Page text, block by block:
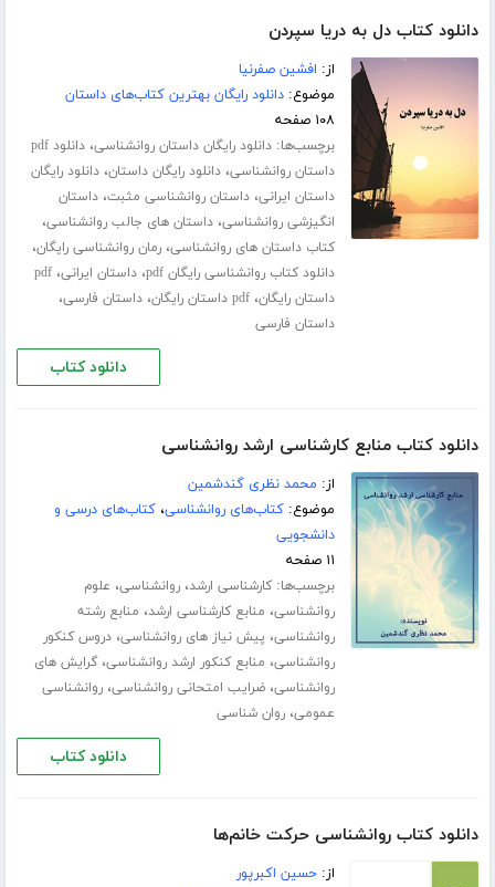
دانلود کتاب دل به دریا سپردن
از: افشین صفرنیا
موضوع:دانلود رایگان بهترین کتاب‌های داستان
۱۰۸ صفحه
برچسب‌ها:دانلود رایگان داستان روانشناسی،
دانلود pdf
داستان روانشناسی،دانلود رایگان داستان،دانلود رایگان
داستان ایرانی،داستان روانشناسی مثبت،داستان
انگیزشی روانشناسی،داستان های جالب روانشناسی،
کتاب داستان های روانشناسی،رمان روانشناسی رایگان،
دانلود کتاب روانشناسی رایگان pdf ،داستان ایرانی،pdf
داستان رایگان،pdf داستان رایگان ،داستان فارسی،
داستان فارسی
دانلود کتاب
دانلود کتاب منابع کارشناسی ارشد روانشناسی
از: محمد نظری گندشمین
موضوع:کتاب‌های روانشناسی،کتاب‌های درسی و
دانشجویی
۱۱ صفحه
برچسب‌ها:کارشناسی ارشد،روانشناسی، علوم
روانشناسی، منابع کارشناسی ارشد، منابع رشته
روانشناسی، پیش نیاز های روانشناسی،دروس کنکور
روانشناسی، منابع کنکور ارشد روانشناسی،گرایش های
روانشناسی،ضرایب امتحانی روانشناسی،روانشناسی
عمومی،روان شناسی
دانلود کتاب
دانلود کتاب روانشناسی حرکت خانم‌ها
از:حسین اکبرپور